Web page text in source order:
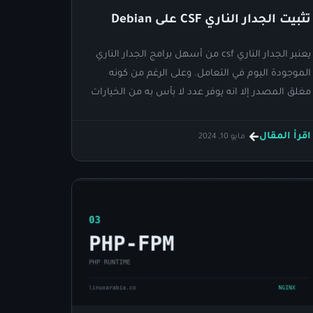
تثبيت الجدار الناري CSF على Debian
يعنبر الجدار الناري csf من أسهل برامج الجدار الناري
الموجودة اليوم في التعامل. وعلى الرغم من كونه
مغلق المصدر إلا انه يوفر عدد لا بأس به من الخيارات
اقرأ المقال مايو 10, 2024